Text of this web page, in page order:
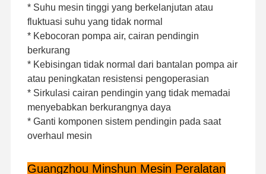
Kasus
mesin Perkins
Mesin Yanmar
mesin Kubota
Mesin Isuzu
Mesin CUMMINS
* Suhu mesin tinggi yang berkelanjutan atau
fluktuasi suhu yang tidak normal
* Kebocoran pompa air, cairan pendingin
berkurang
* Kebisingan tidak normal dari bantalan pompa air
atau peningkatan resistensi pengoperasian
* Sirkulasi cairan pendingin yang tidak memadai
menyebabkan berkurangnya daya
* Ganti komponen sistem pendingin pada saat
overhaul mesin
Guangzhou Minshun Mesin Peralatan